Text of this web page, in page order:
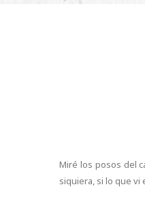
Miré los posos del
siquiera, si lo que vi